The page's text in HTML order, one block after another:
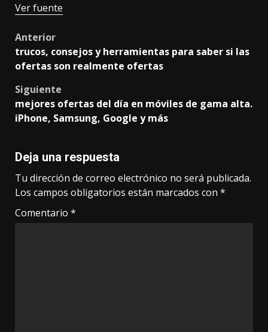
Ver fuente
Post
navigation
Anterior
trucos, consejos y herramientas para saber si las
ofertas son realmente ofertas
Siguiente
mejores ofertas del día en móviles de gama alta.
iPhone, Samsung, Google y más
Deja una respuesta
Tu dirección de correo electrónico no será publicada.
Los campos obligatorios están marcados con *
Comentario *